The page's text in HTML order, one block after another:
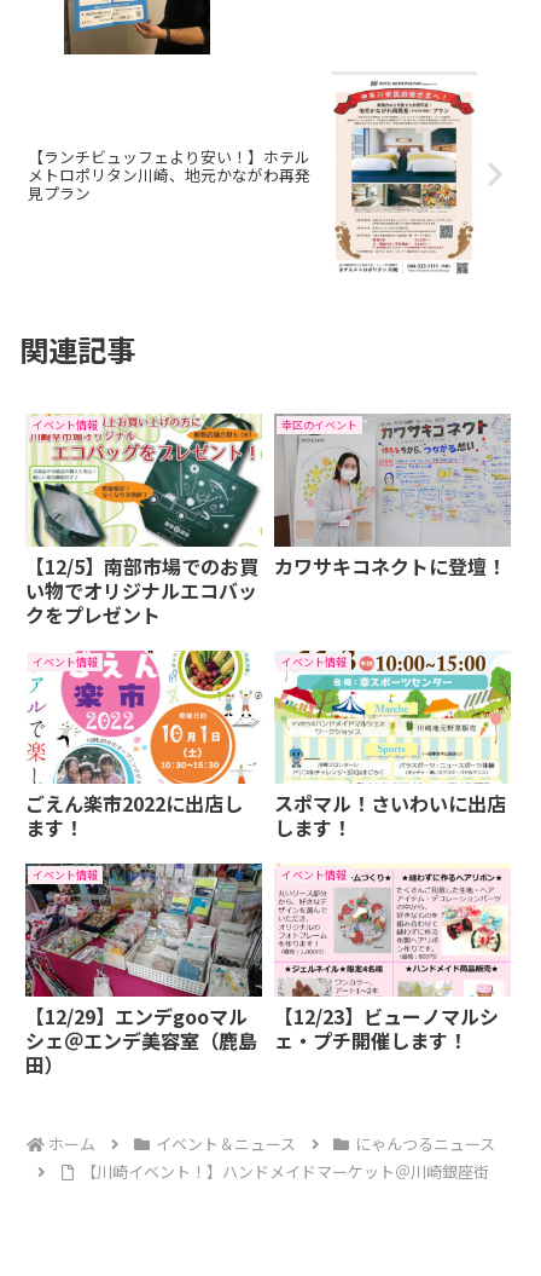
【ランチビュッフェより安い！】ホテル
メトロポリタン川崎、地元かながわ再発
見プラン
関連記事
イベント情報
【12/5】南部市場でのお買
い物でオリジナルエコバッ
クをプレゼント
幸区のイベント
カワサキコネクトに登壇！
イベント情報
ごえん楽市2022に出店し
ます！
イベント情報
スポマル！さいわいに出店
します！
イベント情報
【12/29】エンデgooマル
シェ＠エンデ美容室（鹿島
田）
イベント情報
【12/23】ビューノマルシ
ェ・プチ開催します！
ホーム イベント＆ニュース
にゃんつるニュース
【川崎イベント！】ハンドメイドマーケット＠川崎銀座街